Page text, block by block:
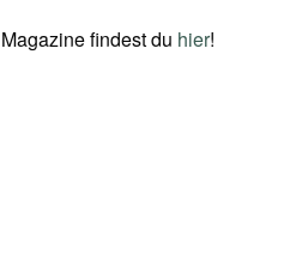
findest du hier!